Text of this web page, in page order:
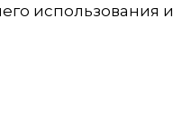
использования